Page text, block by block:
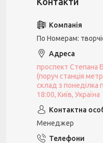
По Номерам:
проспект Степана
(поруч станція
склад з понеділка
18:00, Київ, Україна
Менеджер